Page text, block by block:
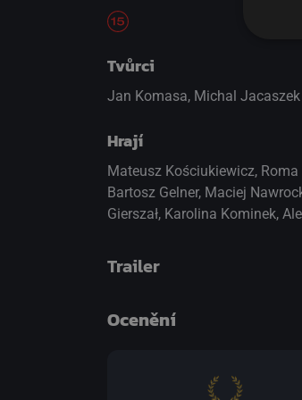
Tvůrci
Jan Komasa, Michal Jacaszek
Hrají
Mateusz Kościukiewicz,
Bartosz Gelner, Maciej
Gierszał, Karolina Kominek,
Trailer
přepnout na HTML5 přehrávač
Ocenění